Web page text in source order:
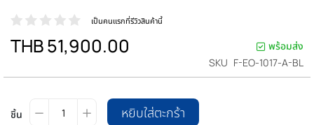
เป็นคนแรกที่รีวิวสินค้านี้
THB 51,900.00
พร้อมส่ง
SKU F-EO-1017-A-BL
ชิ้น หยิบใส่ตะกร้า